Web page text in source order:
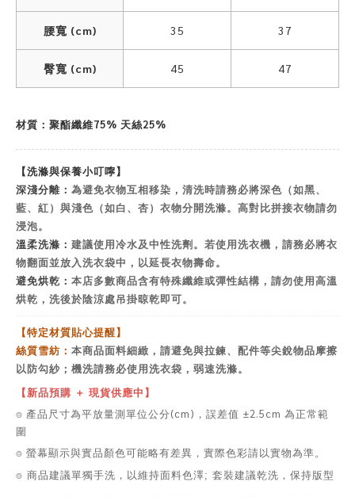
腰寬 (cm) 35 37
臀寬 (cm) 45 47
材質：聚酯纖維75% 天絲25%
【洗滌與保養小叮嚀】
深淺分離： 為避免衣物互相移染，清洗時請務必將深色（如黑、
藍、紅）與淺色（如白、杏）衣物分開洗滌。高對比拼接衣物請勿
浸泡。
溫柔洗滌： 建議使用冷水及中性洗劑。若使用洗衣機，請務必將衣
物翻面並放入洗衣袋中，以延長衣物壽命。
避免烘乾： 本店多數商品含有特殊纖維或彈性結構，請勿使用高溫
烘乾，洗後於陰涼處吊掛晾乾即可。
【特定材質貼心提醒】
絲質雪紡： 本商品面料細緻，請避免與拉鍊、配件等尖銳物品摩擦
以防勾紗；機洗請務必使用洗衣袋，弱速洗滌。
【新品預購 ＋ 現貨供應中】
⌾ 產品尺寸為平放量測單位公分(cm)，誤差值 ±2.5cm 為正常範
圍
⌾ 螢幕顯示與實品顏色可能略有差異，實際色彩請以實物為準。
⌾ 商品建議單獨手洗，以維持面料色澤; 套裝建議乾洗，保持版型